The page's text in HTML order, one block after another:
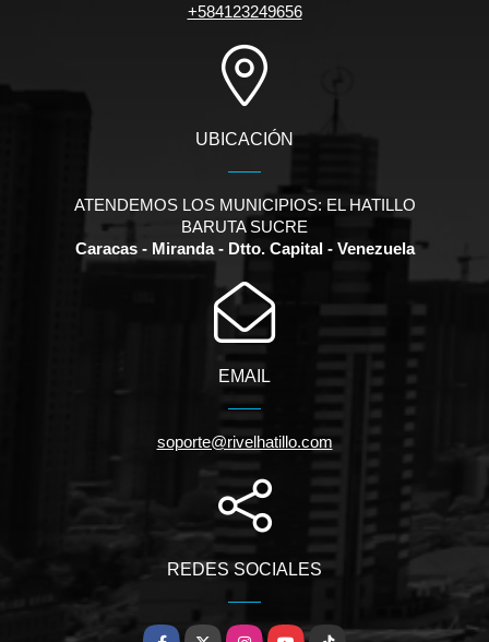
+584123249656
UBICACIÓN
ATENDEMOS LOS MUNICIPIOS: EL HATILLO
BARUTA SUCRE
Caracas - Miranda - Dtto. Capital - Venezuela
EMAIL
soporte@rivelhatillo.com
REDES SOCIALES